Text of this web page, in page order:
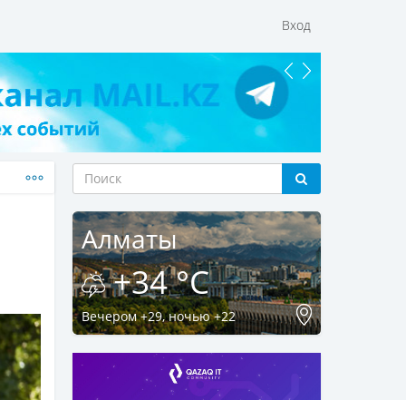
Вход
Алматы
+34 °C
Вечером +29, ночью +22